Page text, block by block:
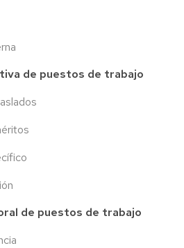
de puestos de trabajo
de puestos de trabajo